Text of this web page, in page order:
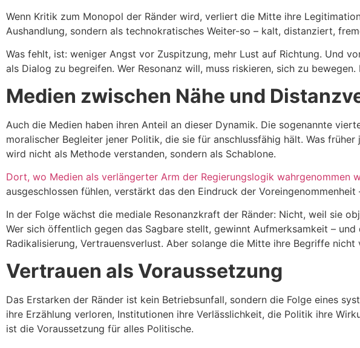
Wenn Kritik zum Monopol der Ränder wird, verliert die Mitte ihre
Aushandlung, sondern als technokratisches Weiter-so – kalt, distanziert,
Was fehlt, ist: weniger Angst vor Zuspitzung, mehr Lust auf Richtung. Und
als Dialog zu begreifen. Wer Resonanz will, muss riskieren, sich zu
Medien zwischen Nähe und
Auch die Medien haben ihren Anteil an dieser Dynamik. Die sogenannte
moralischer Begleiter jener Politik, die sie für anschlussfähig hält. Was
wird nicht als Methode verstanden, sondern als Schablone.
Dort, wo Medien als verlängerter Arm der Regierungslogik wahrgenommen
ausgeschlossen fühlen, verstärkt das den Eindruck der
In der Folge wächst die mediale Resonanzkraft der Ränder: Nicht, weil sie
Wer sich öffentlich gegen das Sagbare stellt, gewinnt Aufmerksamkeit –
Radikalisierung, Vertrauensverlust. Aber solange die Mitte ihre Begriffe
Vertrauen als Voraussetzung
Das Erstarken der Ränder ist kein Betriebsunfall, sondern die Folge eines
ihre Erzählung verloren, Institutionen ihre Verlässlichkeit, die Politik ihre
ist die Voraussetzung für alles Politische.